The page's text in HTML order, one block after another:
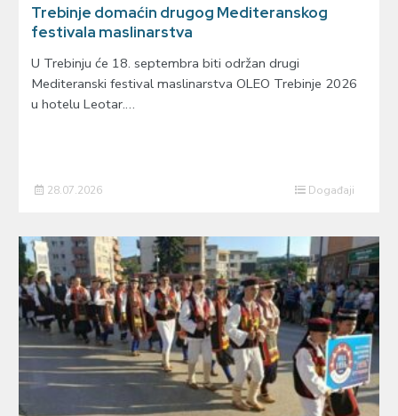
Trebinje domaćin drugog Mediteranskog
festivala maslinarstva
U Trebinju će 18. septembra biti održan drugi
Mediteranski festival maslinarstva OLEO Trebinje 2026
u hotelu Leotar.…
28.07.2026 Događaji